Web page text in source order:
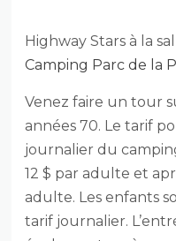
Highway Stars à la
Camping Parc de la
Venez faire un tour
années 70. Le tarif
journalier du
12 $ par adulte et
adulte. Les enfants
tarif journalier.